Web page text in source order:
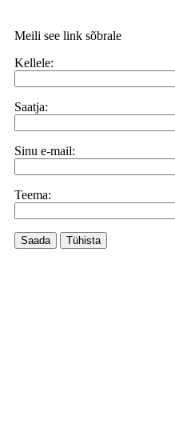
Meili see link sõbrale
Kellele:
Saatja:
Sinu e-mail:
Teema:
Saada Tühista